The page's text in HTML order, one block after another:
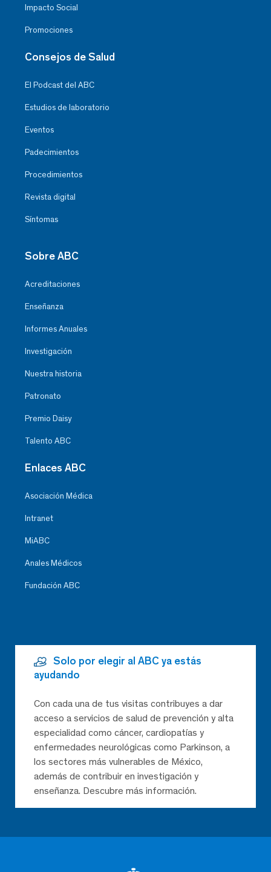
Impacto Social
Promociones
Consejos de Salud
El Podcast del ABC
Estudios de laboratorio
Eventos
Padecimientos
Procedimientos
Revista digital
Síntomas
Sobre ABC
Acreditaciones
Enseñanza
Informes Anuales
Investigación
Nuestra historia
Patronato
Premio Daisy
Talento ABC
Enlaces ABC
Asociación Médica
Intranet
MiABC
Anales Médicos
Fundación ABC
Solo por elegir al ABC ya estás
ayudando
Con cada una de tus visitas contribuyes a dar
acceso a servicios de salud de prevención y alta
especialidad como cáncer, cardiopatías y
enfermedades neurológicas como Parkinson, a
los sectores más vulnerables de México,
además de contribuir en investigación y
enseñanza. Descubre más información.